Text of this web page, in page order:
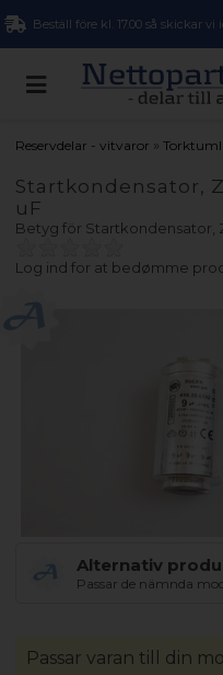
Beställ före kl. 17.00 så skickar vi
Reservdelar - vitvaror »
Startkondensator,
uF
Betyg för Startkondensator,
Log ind for at bedømme
Alternativ
Passar de nämnda
Passar varan till din